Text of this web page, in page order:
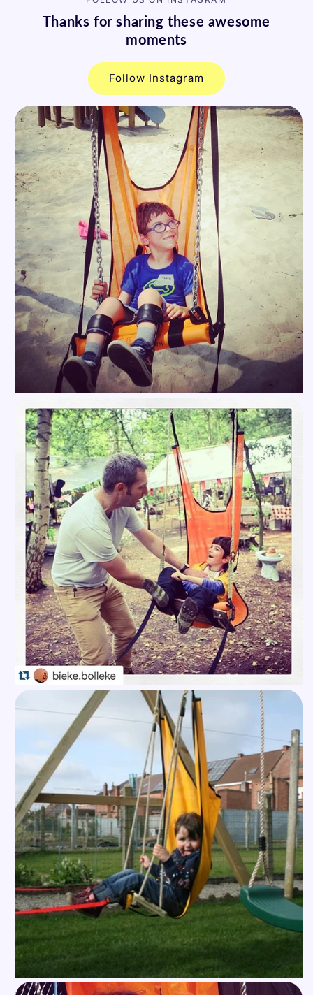
Thanks for sharing these awesome
moments
Follow Instagram